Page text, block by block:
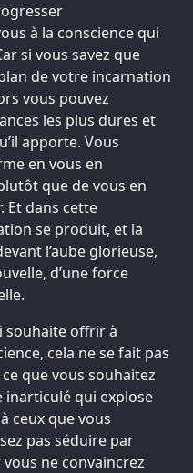
à la conscience qui
si vous savez que
de votre incarnation
vous pouvez
les plus dures et
apporte. Vous
en vous en
que de vous en
Et dans cette
se produit, et la
l’aube glorieuse,
d’une force
souhaite offrir à
cela ne se fait pas
que vous souhaitez
inarticulé qui explose
ceux que vous
pas séduire par
vous ne convaincrez